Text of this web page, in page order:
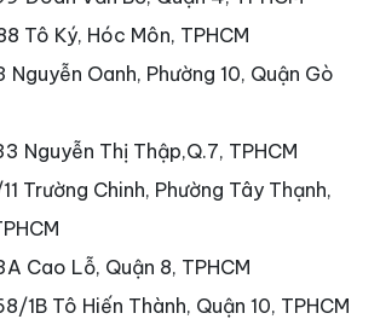
Tô Ký, Hóc Môn, TPHCM
Nguyễn Oanh, Phường 10, Quận Gò
Nguyễn Thị Thập,Q.7, TPHCM
Trường Chinh, Phường Tây Thạnh,
Cao Lỗ, Quận 8, TPHCM
1B Tô Hiến Thành, Quận 10, TPHCM